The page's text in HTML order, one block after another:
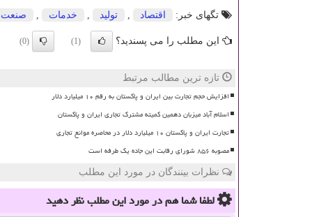
تگهای خبر: اقتصاد تولید خدمات صنعت
این مطلب را می پسندید؟ (1)
(0)
تازه ترین مطالب مرتبط
افزایش حجم تجارت بین ایران و پاکستان به رقم ۱۰ میلیارد دلار
اسلام آباد میزبان دهمین کمیته مشترک تجاری ایران و پاکستان
تجارت ایران و پاکستان ۱۰ میلیارد دلار در محاصره موانع تجاری
مصوبه ۸۵۶ شورای رقابت این جاده یک طرفه است
نظرات بینندگان در مورد این مطلب
لطفا شما همدر مورد این مطلبنظر دهید